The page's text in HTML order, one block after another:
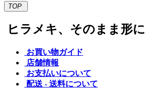
TOP
ヒラメキ、そのまま形に
お買い物ガイド
店舗情報
お支払いについて
配送 - 送料について